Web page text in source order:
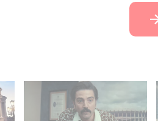
Mexico 86, est à
retrouver dès